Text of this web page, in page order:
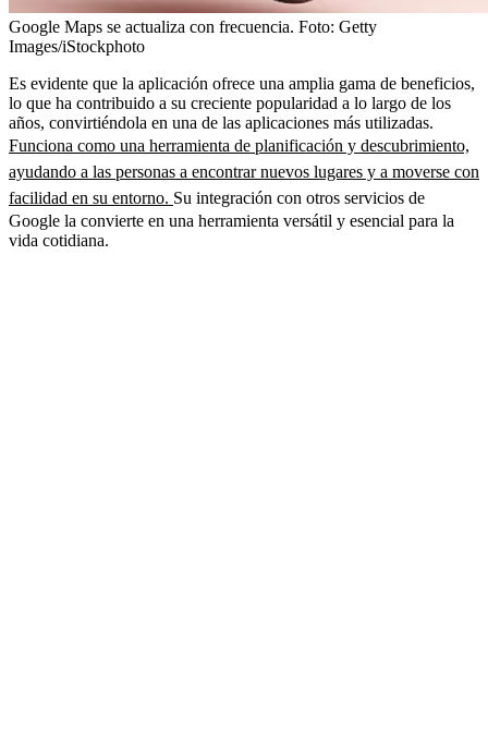
Google Maps se actualiza con frecuencia. Foto: Getty
Images/iStockphoto
Es evidente que la aplicación ofrece una amplia gama de beneficios,
lo que ha contribuido a su creciente popularidad a lo largo de los
años, convirtiéndola en una de las aplicaciones más utilizadas.
Funciona como una herramienta de planificación y descubrimiento,
ayudando a las personas a encontrar nuevos lugares y a moverse con
facilidad en su entorno. Su integración con otros servicios de
Google la convierte en una herramienta versátil y esencial para la
vida cotidiana.